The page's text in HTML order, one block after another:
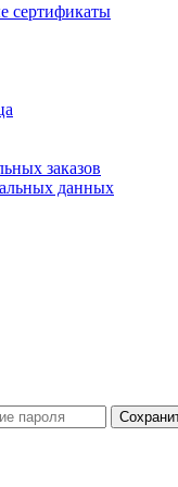
сертификаты
заказов
данных